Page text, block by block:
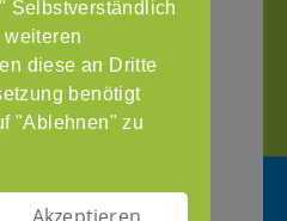
Selbstverständlich
diese an Dritte
benötigt
"Ablehnen" zu